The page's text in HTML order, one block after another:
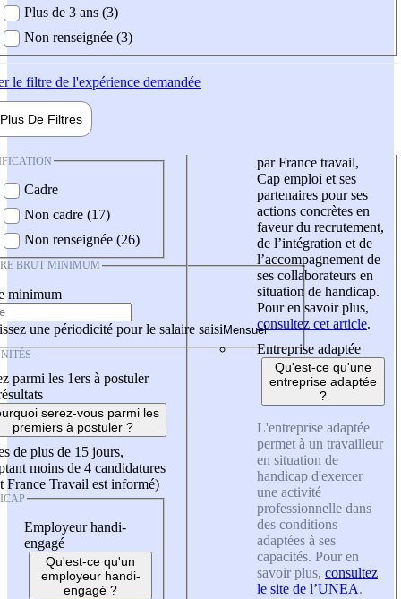
Plus de 3 ans (3)
Non renseignée (3)
le filtre de l'expérience demandée
Plus De Filtres
Cadre
Non cadre (17)
Non renseignée (26)
BRUT MINIMUM
minimum
une périodicité pour le salaire saisi
parmi les 1ers à postuler
serez-vous parmi les
premiers à postuler ?
de plus de 15 jours,
moins de 4 candidatures
France Travail est informé)
Employeur handi-
engagé
Qu'est-ce qu'un
employeur handi-
engagé ?
par France travail,
Cap emploi et ses
partenaires pour ses
actions concrètes en
faveur du recrutement,
de l’intégration et de
l’accompagnement de
ses collaborateurs en
situation de handicap.
Pour en savoir plus,
consultez cet article.
Entreprise adaptée
Qu'est-ce qu'une
entreprise adaptée
?
L'entreprise adaptée
permet à un travailleur
en situation de
handicap d'exercer
une activité
professionnelle dans
des conditions
adaptées à ses
capacités. Pour en
savoir plus, consultez
le site de l’UNEA.